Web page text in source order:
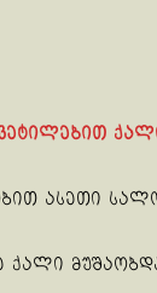
ასეთი